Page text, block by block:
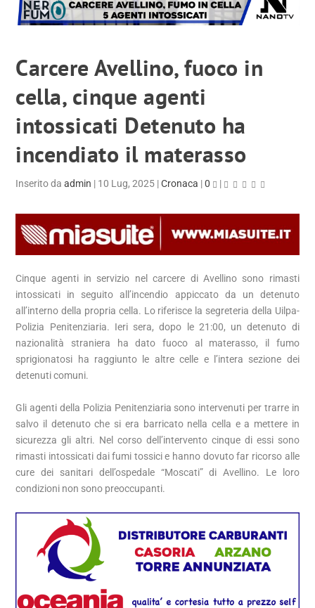
Carcere Avellino, fuoco in
cella, cinque agenti
intossicati Detenuto ha
incendiato il materasso
Inserito daadmin | 10 Lug, 2025 |Cronaca |0 |
Cinque agenti in servizio nel carcere di Avellino sono rimasti
intossicati in seguito all’incendio appiccato da un detenuto
all’interno della propria cella. Lo riferisce la segreteria della Uilpa-
Polizia Penitenziaria. Ieri sera, dopo le 21:00, un detenuto di
nazionalità straniera ha dato fuoco al materasso, il fumo
sprigionatosi ha raggiunto le altre celle e l’intera sezione dei
detenuti comuni.
Gli agenti della Polizia Penitenziaria sono intervenuti per trarre in
salvo il detenuto che si era barricato nella cella e a mettere in
sicurezza gli altri. Nel corso dell’intervento cinque di essi sono
rimasti intossicati dai fumi tossici e hanno dovuto far ricorso alle
cure dei sanitari dell’ospedale “Moscati” di Avellino. Le loro
condizioni non sono preoccupanti.